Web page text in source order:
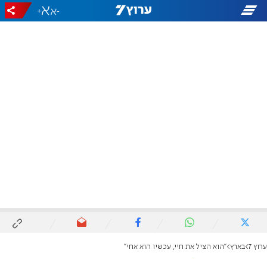
-
+
ערוץ 7 בארץ "הוא הציל את חיי, עכשיו הוא אחי"